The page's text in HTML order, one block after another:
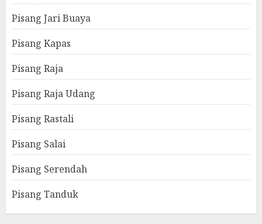
Pisang Jari Buaya
Pisang Kapas
Pisang Raja
Pisang Raja Udang
Pisang Rastali
Pisang Salai
Pisang Serendah
Pisang Tanduk